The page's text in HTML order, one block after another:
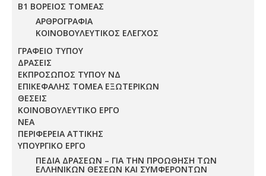
Β1 ΒΟΡΕΙΟΣ ΤΟΜΕΑΣ
ΑΡΘΡΟΓΡΑΦΙΑ
ΚΟΙΝΟΒΟΥΛΕΥΤΙΚΟΣ ΕΛΕΓΧΟΣ
ΓΡΑΦΕΙΟ ΤΥΠΟΥ
ΔΡΑΣΕΙΣ
ΕΚΠΡΟΣΩΠΟΣ ΤΥΠΟΥ ΝΔ
ΕΠΙΚΕΦΑΛΗΣ ΤΟΜΕΑ ΕΞΩΤΕΡΙΚΩΝ
ΘΕΣΕΙΣ
ΚΟΙΝΟΒΟΥΛΕΥΤΙΚΟ ΕΡΓΟ
ΝΕΑ
ΠΕΡΙΦΕΡΕΙΑ ΑΤΤΙΚΗΣ
ΥΠΟΥΡΓΙΚΟ ΕΡΓΟ
ΠΕΔΊΑ ΔΡΆΣΕΩΝ – ΓΙΑ ΤΗΝ ΠΡΟΏΘΗΣΗ ΤΩΝ
ΕΛΛΗΝΙΚΏΝ ΘΈΣΕΩΝ ΚΑΙ ΣΥΜΦΕΡΌΝΤΩΝ